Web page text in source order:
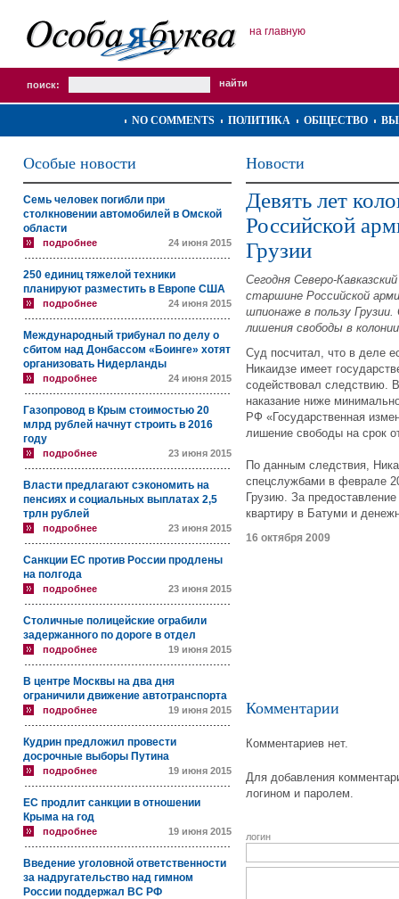
на главную
поиск:
NO COMMENTS ПОЛИТИКА ОБЩЕСТВО
Особые новости
Семь человек погибли при
столкновении автомобилей в Омской
области
подробнее 24 июня 2015
250 единиц тяжелой техники
планируют разместить в Европе США
подробнее 24 июня 2015
Международный трибунал по делу о
сбитом над Донбассом «Боинге» хотят
организовать Нидерланды
подробнее 24 июня 2015
Газопровод в Крым стоимостью 20
млрд рублей начнут строить в 2016
году
подробнее 23 июня 2015
Власти предлагают сэкономить на
пенсиях и социальных выплатах 2,5
трлн рублей
подробнее 23 июня 2015
Санкции ЕС против России продлены
на полгода
подробнее 23 июня 2015
Столичные полицейские ограбили
задержанного по дороге в отдел
подробнее 19 июня 2015
В центре Москвы на два дня
ограничили движение автотранспорта
подробнее 19 июня 2015
Кудрин предложил провести
досрочные выборы Путина
подробнее 19 июня 2015
ЕС продлит санкции в отношении
Крыма на год
подробнее 19 июня 2015
Введение уголовной ответственности
за надругательство над гимном
России поддержал ВС РФ
Новости
Девять лет
Российской
Грузии
Сегодня Северо-
старшине Российской
шпионаже в пользу
лишения свободы в
Суд посчитал, что в деле
Никаидзе имеет
содействовал следствию.
наказание ниже
РФ «Государственная
лишение свободы на срок
По данным следствия,
спецслужбами в феврале
Грузию. За
квартиру в Батуми и
16 октября 2009
Комментарии
Комментариев нет.
Для добавления
логином и паролем.
логин